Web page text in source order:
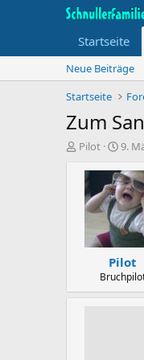
Startseite
Neue Beiträge
Startseite
Zum
T
m
t
Pilot
B
g
i
n
n
d
a
t
u
m
9.
Pilot